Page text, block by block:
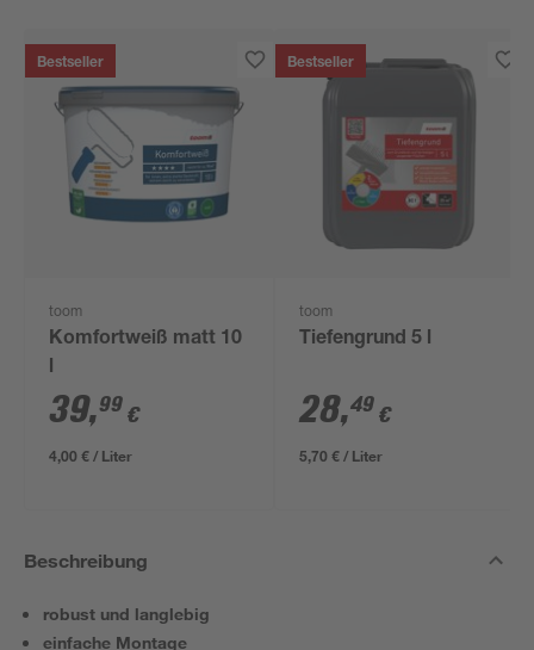
Bestseller
toom
Komfortweiß matt 10
l
39,99 €
4,00 € / Liter
Bestseller
toom
Tiefengrund 5 l
28,49 €
5,70 € / Liter
Beschreibung
robust und langlebig
einfache Montage